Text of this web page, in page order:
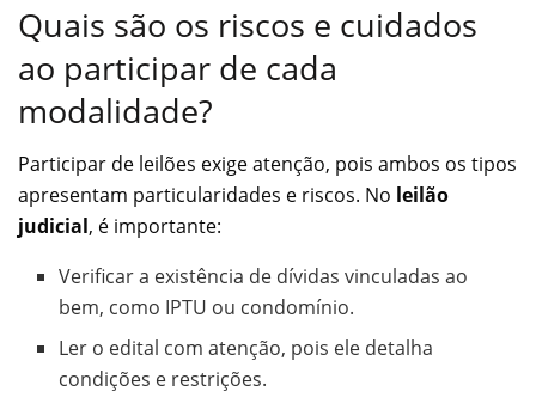
Quais são os riscos e cuidados
ao participar de cada
modalidade?
Participar de leilões exige atenção, pois ambos os tipos
apresentam particularidades e riscos. No leilão
judicial, é importante:
Verificar a existência de dívidas vinculadas ao
bem, como IPTU ou condomínio.
Ler o edital com atenção, pois ele detalha
condições e restrições.